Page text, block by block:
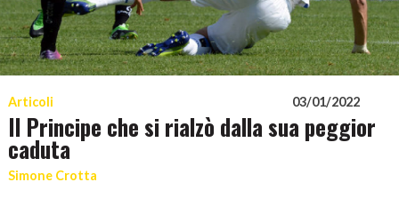
Articoli 03/01/2022
Il Principe che si rialzò dalla sua peggior
caduta
Simone Crotta